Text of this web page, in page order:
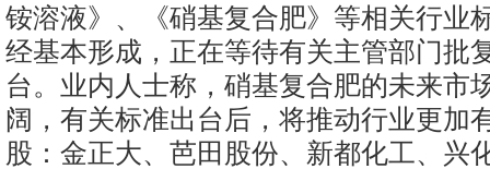
铵溶液》、《硝基复合肥》等相关行业
经基本形成，正在等待有关主管部门批
台。业内人士称，硝基复合肥的未来市
阔，有关标准出台后，将推动行业更加
股：金正大、芭田股份、新都化工、兴